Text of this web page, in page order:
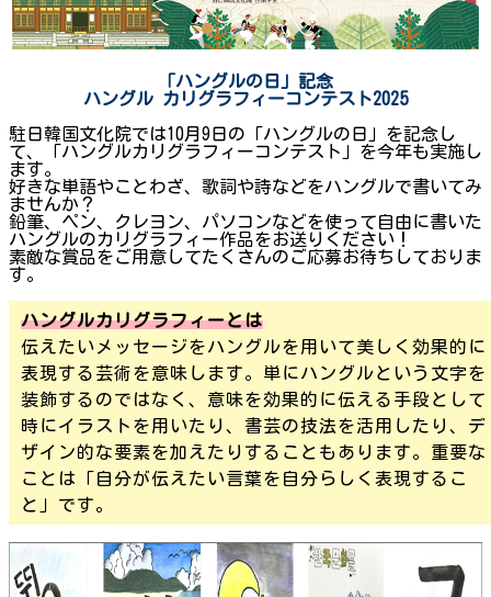
「ハングルの日」 記念
ハングル カリグラフィーコンテスト2025
駐日韓国文化院では10月9日の「ハングルの日」を記念し
て、「ハングルカリグラフィーコンテスト」を今年も実施し
ます。
好きな単語やことわざ、歌詞や詩などをハングルで書いてみ
ませんか？
鉛筆、ペン、クレヨン、パソコンなどを使って自由に書いた
ハングルのカリグラフィー作品をお送りください！
素敵な賞品をご用意してたくさんのご応募お待ちしておりま
す。
ハングルカリグラフィーとは
伝えたいメッセージをハングルを用いて美しく効果的に
表現する芸術を意味します。単にハングルという文字を
装飾するのではなく、意味を効果的に伝える手段として
時にイラストを用いたり、書芸の技法を活用したり、デ
ザイン的な要素を加えたりすることもあります。重要な
ことは「自分が伝えたい言葉を自分らしく表現するこ
と」です。